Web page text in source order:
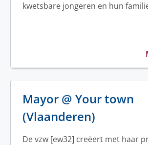
kwetsbare jongeren en hun
Mayor @ Your town
(Vlaanderen)
De vzw [ew32] creëert met haar